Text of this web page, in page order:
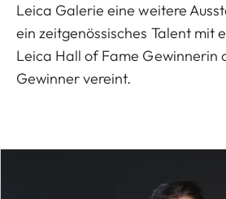
Leica Galerie eine weitere
ein zeitgenössisches Talent mit
Leica Hall of Fame Gewinnerin
Gewinner vereint.